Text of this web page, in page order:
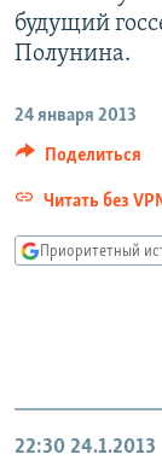
РАСПИСАНИЕ
СОЦИАЛЬНЫЕ СЕТИ
будущий
Полунина.
24 января 2013
Поделиться
Читать без
Приоритетный
22:30 24.1.2013